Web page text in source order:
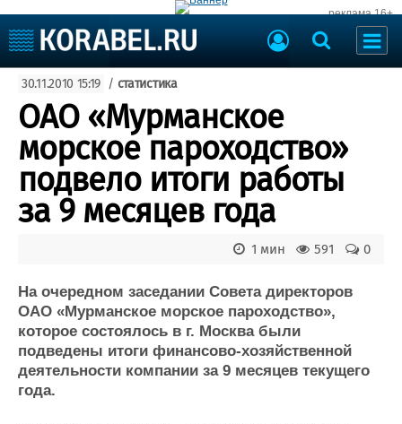
реклама 16+
Судоходство
Судоремонт
События
Порты
Рыболовство
ВМФ
Образование
Яхты и катера
Еще
Пульс
Новости
Компании
Репутация
Работа
Крюинг
Доска объявлений
Продажа флота
Оборудование
Изделия
Материалы
30.11.2010 15:19 / статистика
ОАО «Мурманское
морское пароходство»
подвело итоги работы
за 9 месяцев года
0
591
1 мин
На очередном заседании Совета директоров
ОАО «Мурманское морское пароходство»,
которое состоялось в г. Москва были
подведены итоги финансово-хозяйственной
деятельности компании за 9 месяцев текущего
года.